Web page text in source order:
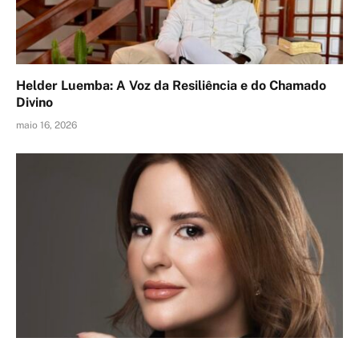
Helder Luemba: A Voz da Resiliência e do Chamado
Divino
maio 16, 2026